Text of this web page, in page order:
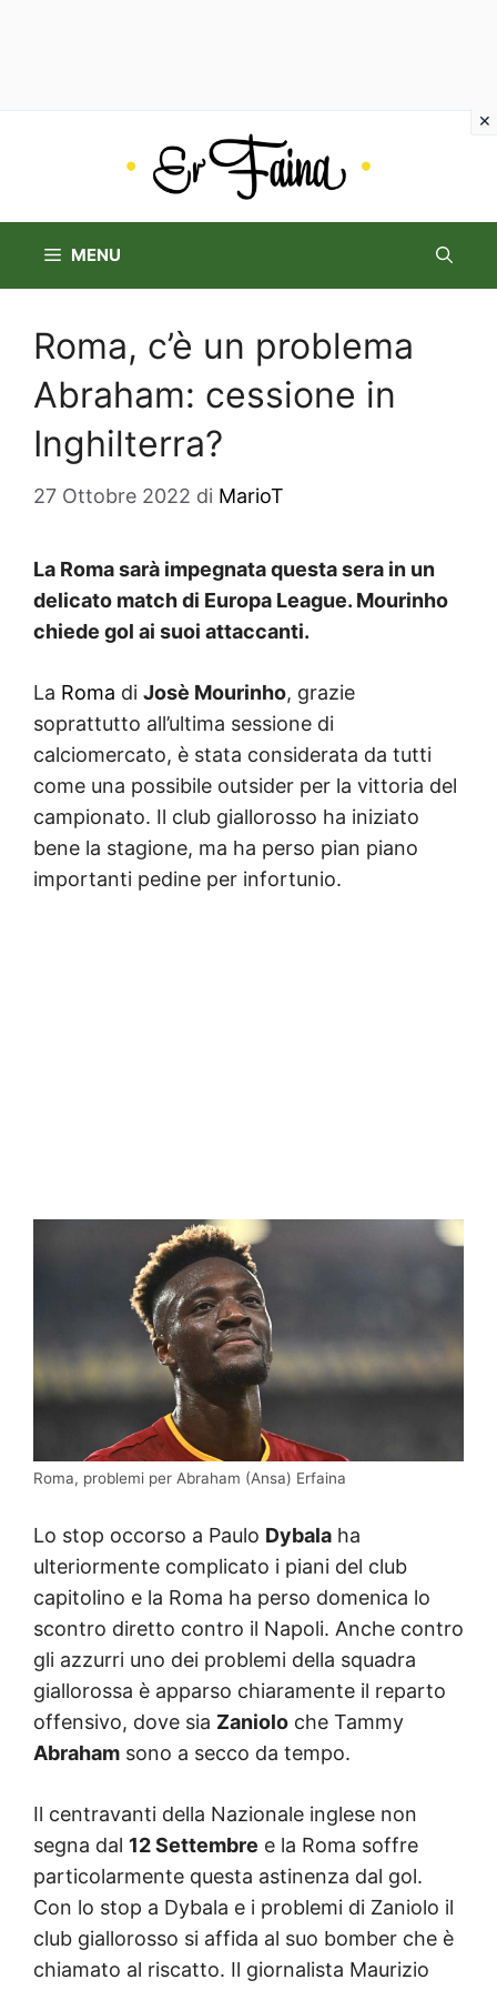
MENU
Roma, c’è un problema
Abraham: cessione in
Inghilterra?
27 Ottobre 2022 di MarioT
La Roma sarà impegnata questa sera in un
delicato match di Europa League. Mourinho
chiede gol ai suoi attaccanti.
La Roma di Josè Mourinho, grazie
soprattutto all’ultima sessione di
calciomercato, è stata considerata da tutti
come una possibile outsider per la vittoria del
campionato. Il club giallorosso ha iniziato
bene la stagione, ma ha perso pian piano
importanti pedine per infortunio.
Roma, problemi per Abraham (Ansa) Erfaina
Lo stop occorso a Paulo Dybala ha
ulteriormente complicato i piani del club
capitolino e la Roma ha perso domenica lo
scontro diretto contro il Napoli. Anche contro
gli azzurri uno dei problemi della squadra
giallorossa è apparso chiaramente il reparto
offensivo, dove sia Zaniolo che Tammy
Abraham sono a secco da tempo.
Il centravanti della Nazionale inglese non
segna dal 12 Settembre e la Roma soffre
particolarmente questa astinenza dal gol.
Con lo stop a Dybala e i problemi di Zaniolo il
club giallorosso si affida al suo bomber che è
chiamato al riscatto. Il giornalista Maurizio